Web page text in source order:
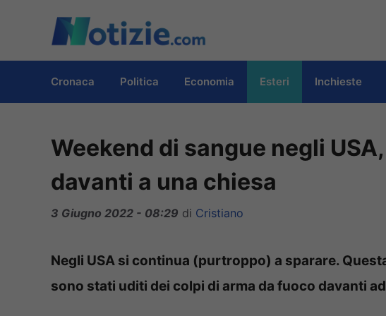
contenuto
Cronaca Politica Economia Esteri Inchieste
Weekend di sangue negli
davanti a una chiesa
3 Giugno 2022 - 08:29 di Cristiano
Negli USA si continua (purtroppo) a sparare.
sono stati uditi dei colpi di arma da fuoco davanti